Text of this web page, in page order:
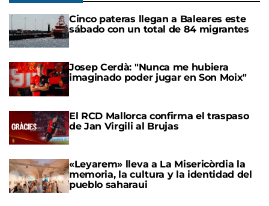
Cinco pateras llegan a Baleares este
sábado con un total de 84 migrantes
Josep Cerdà: "Nunca me hubiera
imaginado poder jugar en Son Moix"
El RCD Mallorca confirma el traspaso
de Jan Virgili al Brujas
«Leyarem» lleva a La Misericòrdia la
memoria, la cultura y la identidad del
pueblo saharaui